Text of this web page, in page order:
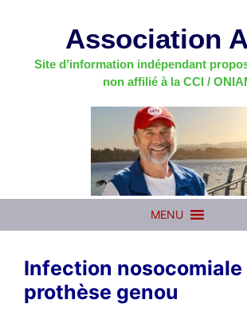
Association
Site d’information indépendant
non affilié à la CCI /
MENU
Infection nosocomiale
prothèse genou